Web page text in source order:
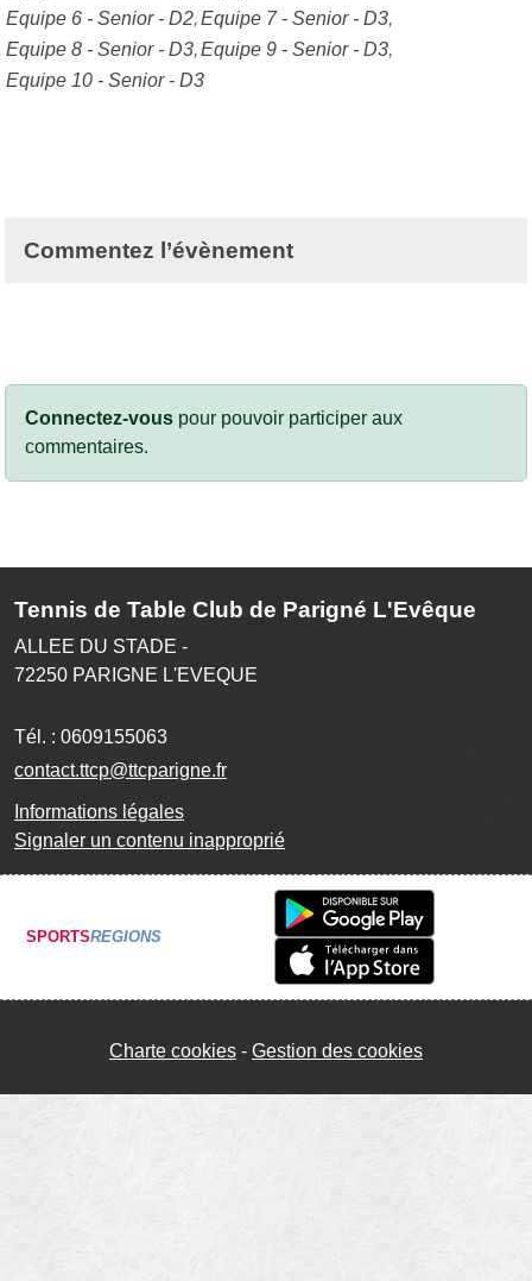
Equipe 6 - Senior - D2 Equipe 7 - Senior - D3
Equipe 8 - Senior - D3 Equipe 9 - Senior - D3
Equipe 10 - Senior - D3
Commentez l’évènement
Connectez-vous pour pouvoir participer aux
commentaires.
Tennis de Table Club de Parigné L'Evêque
ALLEE DU STADE -
72250 PARIGNE L'EVEQUE
Tél. : 0609155063
contact.ttcp@ttcparigne.fr
Informations légales
Signaler un contenu inapproprié
SPORTSREGIONS
Charte cookies Gestion des cookies